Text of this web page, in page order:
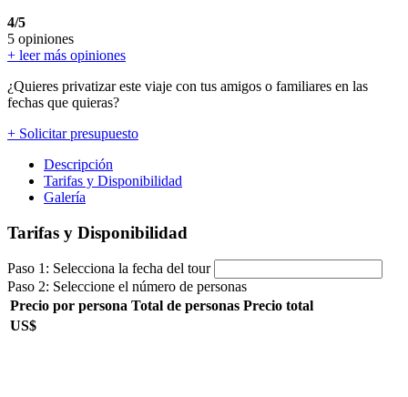
4/5
5 opiniones
+ leer más opiniones
¿Quieres privatizar este viaje con tus amigos o familiares en las
fechas que quieras?
+ Solicitar presupuesto
Descripción
Tarifas y Disponibilidad
Galería
Tarifas y Disponibilidad
Paso 1: Selecciona la fecha del tour
Paso 2: Seleccione el número de personas
Precio por persona Total de personas Precio total
US$